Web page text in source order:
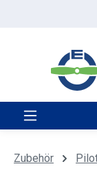
Zum Hauptinhalt
Zubehör